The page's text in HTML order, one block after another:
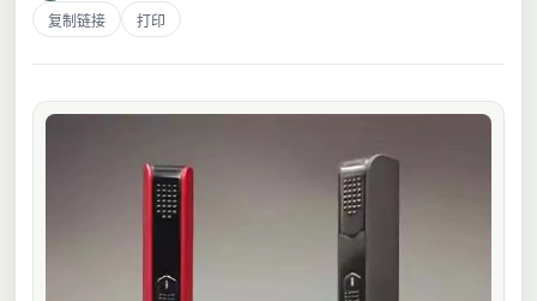
复制链接 打印